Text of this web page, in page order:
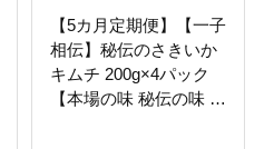
【5カ月定期便】【一子
相伝】秘伝のさきいか
キムチ 200g×4パック
【本場の味 秘伝の味 焼